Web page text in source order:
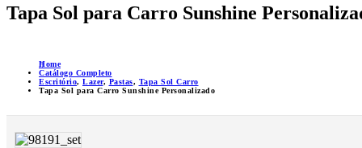
Tapa Sol para Carro Sunshine
Home
Catálogo Completo
Escritório, Lazer, Pastas, Tapa Sol Carro
Tapa Sol para Carro Sunshine Personalizado